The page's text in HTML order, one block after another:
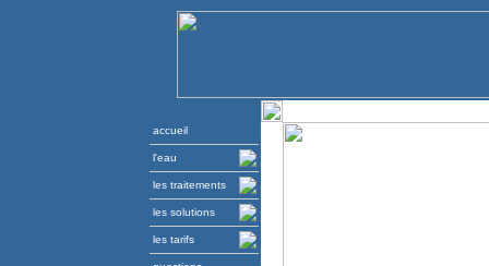
accueil
l'eau
les traitements
les solutions
les tarifs